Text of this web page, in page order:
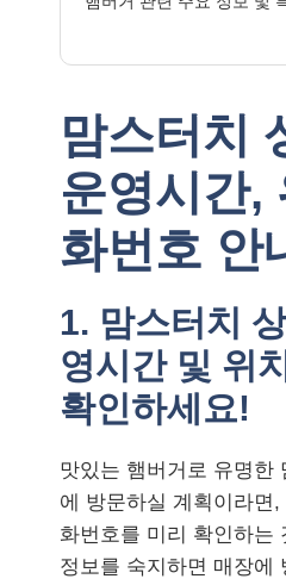
맘스터치
운영시간,
화번호 안
1. 맘스터치
영시간 및 위
확인하세요!
맛있는 햄버거로 유명한
에 방문하실 계획이라면
화번호를 미리 확인하는
정보를 숙지하면 매장에